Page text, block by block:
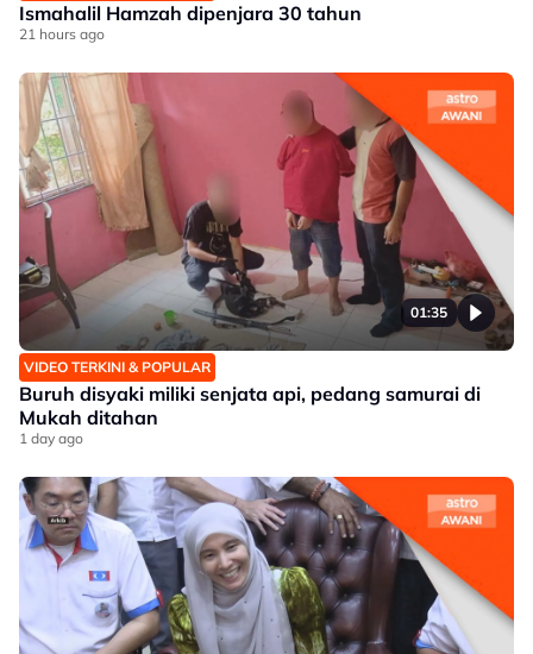
Ismahalil Hamzah dipenjara 30 tahun
21 hours ago
01:35
VIDEO TERKINI & POPULAR
Buruh disyaki miliki senjata api, pedang samurai di
Mukah ditahan
1 day ago